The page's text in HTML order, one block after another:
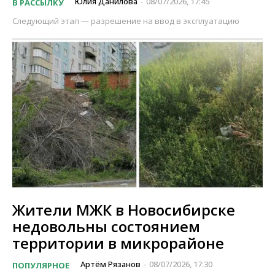
В РАССЫЛКУ
Следующий этап — разрешение на ввод в эксплуатацию
Жители МЖК в Новосибирске
недовольны состоянием
территории в микрорайоне
ПОПУЛЯРНОЕ Артём Рязанов - 08/07/2026, 17:30